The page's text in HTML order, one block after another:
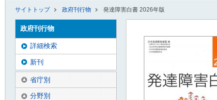
サイトトップ 政府刊行物 発達障害白書 2026年版
政府刊行物
詳細検索
新刊
省庁別
分野別